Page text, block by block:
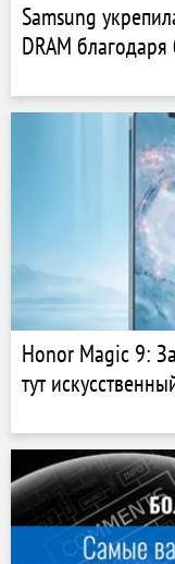
Samsung
DRAM благодаря
Honor Magic 9:
тут